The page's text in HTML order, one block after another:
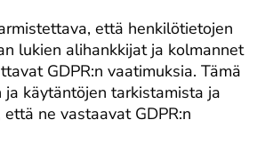
että henkilötietojen
lukien alihankkijat ja kolmannet
GDPR:n vaatimuksia. Tämä
käytäntöjen tarkistamista ja
ne vastaavat GDPR:n